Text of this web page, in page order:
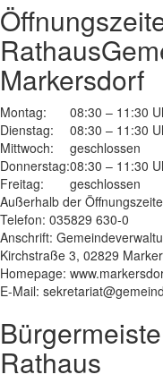
Rathaus
Markersdorf
Montag:
08:30 – 11:30
Dienstag:
08:30 – 11:30
Mittwoch:
geschlossen
Donnerstag:08:30 – 11:30
Freitag:
geschlossen
Außerhalb der
Telefon: 035829 630-0
Anschrift:
Kirchstraße 3, 02829
Homepage:
E-Mail:
Rathaus